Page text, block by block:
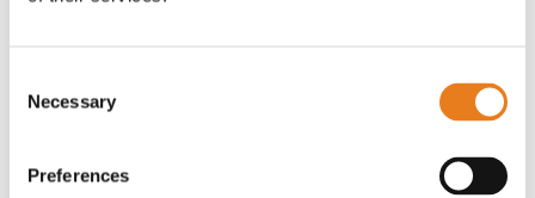
Selection
Necessary
Preferences
PER IL PREZZO EFFETTUA IL LOGIN